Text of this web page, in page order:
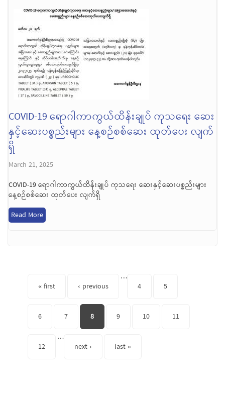
COVID-19 ရောဂါကာကွယ်ထိန်းချုပ် ကုသရေး ဆေး
နှင့်ဆေးပစ္စည်းများ နေ့စဉ်စစ်ဆေး ထုတ်ပေး လျက်
ရှိ
March 21, 2025
COVID-19 ရောဂါကာကွယ်ထိန်းချုပ် ကုသရေး ဆေးနှင့်ဆေးပစ္စည်းများ
နေ့စဉ်စစ်ဆေး ထုတ်ပေး လျက်ရှိ
Read More
« first ‹ previous
…
4
5
6 7 8 9 10 11
12
…
next ›
last »